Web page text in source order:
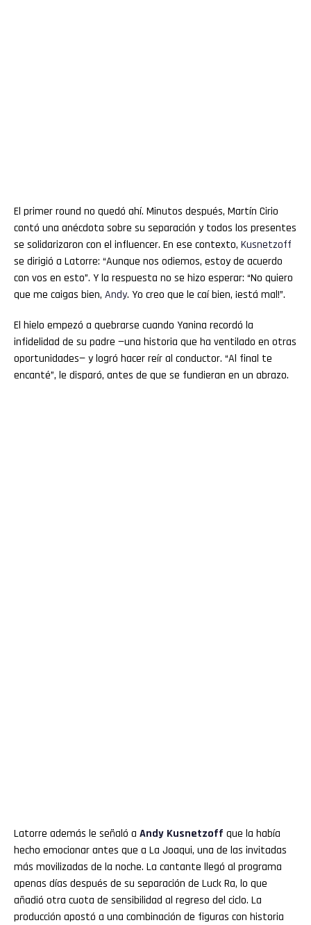
El primer round no quedó ahí. Minutos después, Martín Cirio
contó una anécdota sobre su separación y todos los presentes
se solidarizaron con el influencer. En ese contexto, Kusnetzoff
se dirigió a Latorre: “Aunque nos odiemos, estoy de acuerdo
con vos en esto”. Y la respuesta no se hizo esperar: “No quiero
que me caigas bien, Andy. Yo creo que le caí bien, ¡está mal!”.
El hielo empezó a quebrarse cuando Yanina recordó la
infidelidad de su padre —una historia que ha ventilado en otras
oportunidades— y logró hacer reír al conductor. “Al final te
encanté”, le disparó, antes de que se fundieran en un abrazo.
Latorre además le señaló a Andy Kusnetzoff que la había
hecho emocionar antes que a La Joaqui, una de las invitadas
más movilizadas de la noche. La cantante llegó al programa
apenas días después de su separación de Luck Ra, lo que
añadió otra cuota de sensibilidad al regreso del ciclo. La
producción apostó a una combinación de figuras con historia